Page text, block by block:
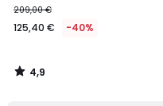
209,00 €
125,40 € -40%
4,9
/